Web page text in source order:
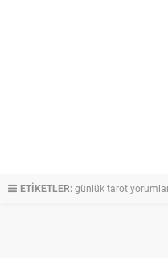
ETİKETLER:günlük tarot